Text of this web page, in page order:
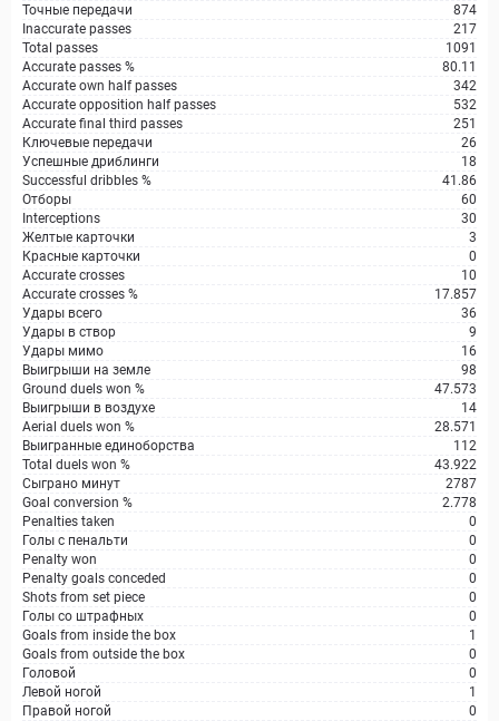
Точные передачи
874
Inaccurate passes
217
Total passes
1091
Accurate passes %
80.11
Accurate own half passes
342
Accurate opposition half passes
532
Accurate final third passes
251
Ключевые передачи
26
Успешные дриблинги
18
Successful dribbles %
41.86
Отборы
60
Interceptions
30
Желтые карточки
3
Красные карточки
0
Accurate crosses
10
Accurate crosses %
17.857
Удары всего
36
Удары в створ
9
Удары мимо
16
Выигрыши на земле
98
Ground duels won %
47.573
Выигрыши в воздухе
14
Aerial duels won %
28.571
Выигранные единоборства
112
Total duels won %
43.922
Сыграно минут
2787
Goal conversion %
2.778
Penalties taken
0
Голы с пенальти
0
Penalty won
0
Penalty goals conceded
0
Shots from set piece
0
Голы со штрафных
0
Goals from inside the box
1
Goals from outside the box
0
Головой
0
Левой ногой
1
Правой ногой
0